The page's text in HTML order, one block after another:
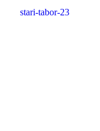
stari-tabor-23